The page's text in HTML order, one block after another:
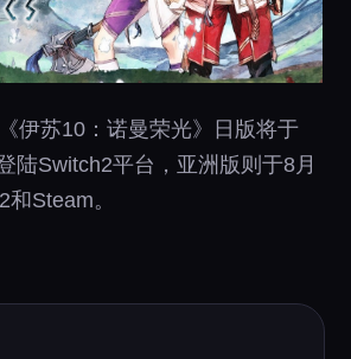
伊苏10：诺曼荣光》日版将于
陆Switch2平台，亚洲版则于8月
Steam。